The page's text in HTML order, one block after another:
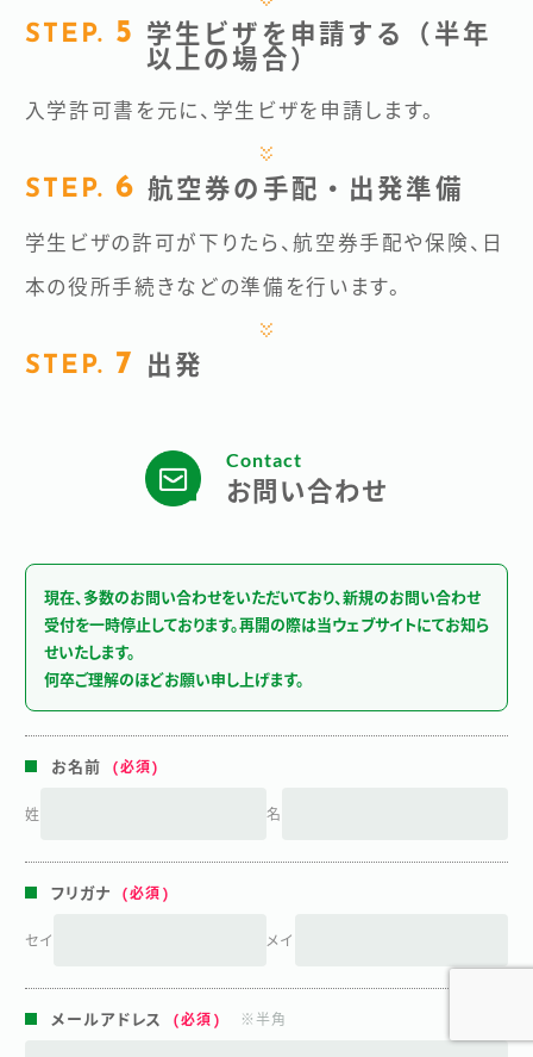
学生ビザを申請する（半年
以上の場合）
入学許可書を元に、学生ビザを申請します。
航空券の手配・出発準備
学生ビザの許可が下りたら、航空券手配や保険、日
本の役所手続きなどの準備を行います。
出発
Contact
お問い合わせ
現在、多数のお問い合わせをいただいており、新規のお問い合わせ
受付を一時停止しております。再開の際は当ウェブサイトにてお知ら
せいたします。
何卒ご理解のほどお願い申し上げます。
お名前
姓 名
フリガナ
セイ メイ
メールアドレス ※半角